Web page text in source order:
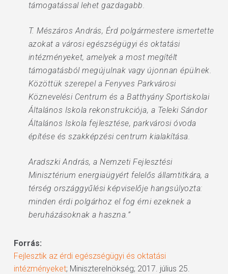
támogatással lehet gazdagabb.
T. Mészáros András, Érd polgármestere ismertette
azokat a városi egészségügyi és oktatási
intézményeket, amelyek a most megítélt
támogatásból megújulnak vagy újonnan épülnek.
Közöttük szerepel a Fenyves Parkvárosi
Köznevelési Centrum és a Batthyány Sportiskolai
Általános Iskola rekonstrukciója, a Teleki Sándor
Általános Iskola fejlesztése, parkvárosi óvoda
építése és szakképzési centrum kialakítása.
Aradszki András, a Nemzeti Fejlesztési
Minisztérium energiaügyért felelős államtitkára, a
térség országgyűlési képviselője hangsúlyozta:
minden érdi polgárhoz el fog érni ezeknek a
beruházásoknak a haszna.”
Forrás:
Fejlesztik az érdi egészségügyi és oktatási
intézményeket; Miniszterelnökség; 2017. július 25.